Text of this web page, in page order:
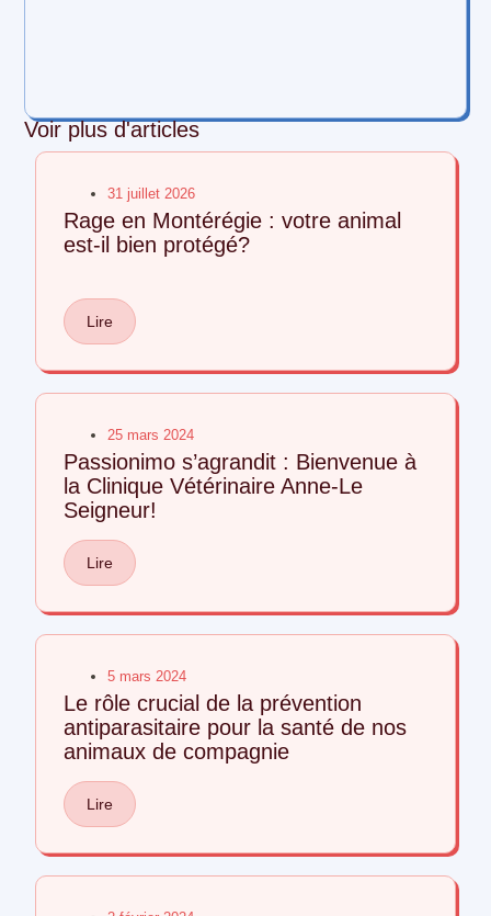
Voir plus d'articles
31 juillet 2026
Rage en Montérégie : votre animal
est-il bien protégé?
Lire
25 mars 2024
Passionimo s’agrandit : Bienvenue à
la Clinique Vétérinaire Anne-Le
Seigneur!
Lire
5 mars 2024
Le rôle crucial de la prévention
antiparasitaire pour la santé de nos
animaux de compagnie
Lire